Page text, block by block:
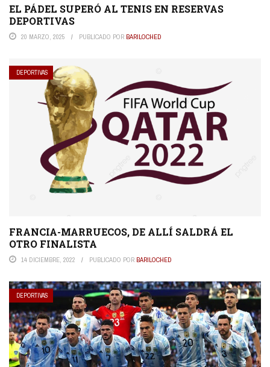
EL PÁDEL SUPERÓ AL TENIS EN RESERVAS
DEPORTIVAS
20 MARZO, 2025 PUBLICADO POR BARILOCHED
DEPORTIVAS
FRANCIA-MARRUECOS, DE ALLÍ SALDRÁ EL
OTRO FINALISTA
14 DICIEMBRE, 2022 PUBLICADO POR BARILOCHED
DEPORTIVAS